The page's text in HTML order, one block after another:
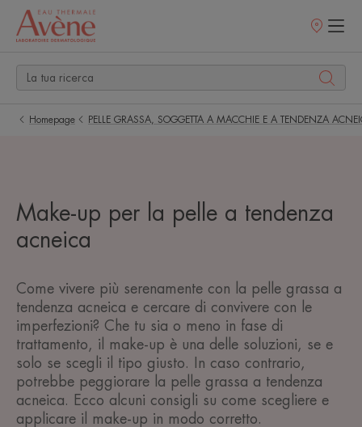
Punti
Homepage PELLE GRASSA, SOGGETTA A MACCHIE E A TENDENZA
Make-up per la pelle a tendenza
acneica
Come vivere più serenamente con la pelle grassa a
tendenza acneica e cercare di convivere con le
imperfezioni? Che tu sia o meno in fase di
trattamento, il make-up è una delle soluzioni, se e
solo se scegli il tipo giusto. In caso contrario,
potrebbe peggiorare la pelle grassa a tendenza
acneica. Ecco alcuni consigli su come scegliere e
applicare il make-up in modo corretto.